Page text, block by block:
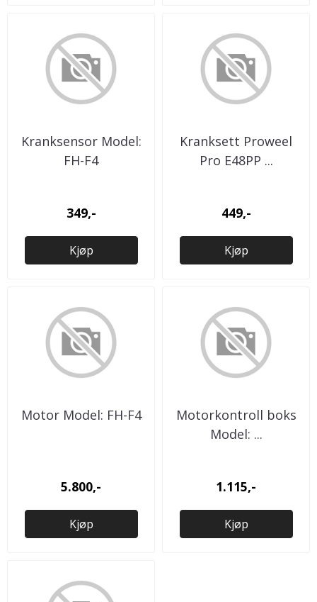
Kranksensor Model:
FH-F4
349,-
Kjøp
Kranksett Proweel
Pro E48PP ...
449,-
Kjøp
Motor Model: FH-F4
5.800,-
Kjøp
Motorkontroll boks
Model: ...
1.115,-
Kjøp